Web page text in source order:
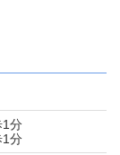
1分
1分